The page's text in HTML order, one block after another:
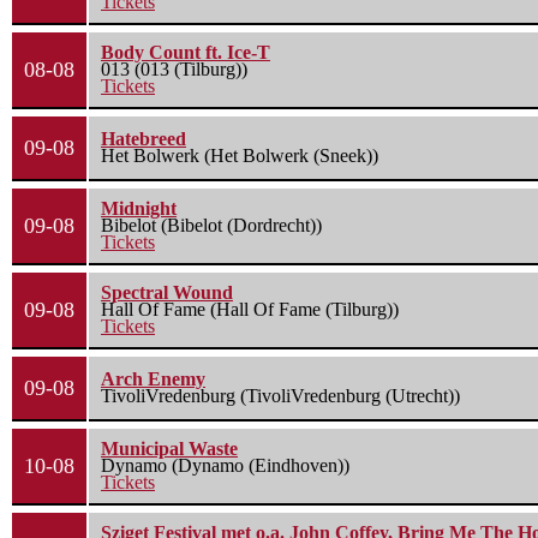
08-08
Body Count ft. Ice-T
013 (013 (Tilburg))
Tickets
09-08
Hatebreed
Het Bolwerk (Het Bolwerk (Sneek))
09-08
Midnight
Bibelot (Bibelot (Dordrecht))
Tickets
09-08
Spectral Wound
Hall Of Fame (Hall Of Fame (Tilburg))
Tickets
09-08
Arch Enemy
TivoliVredenburg (TivoliVredenburg (Utrecht))
10-08
Municipal Waste
Dynamo (Dynamo (Eindhoven))
Tickets
Sziget Festival met o.a. John Coffey, Bring Me The